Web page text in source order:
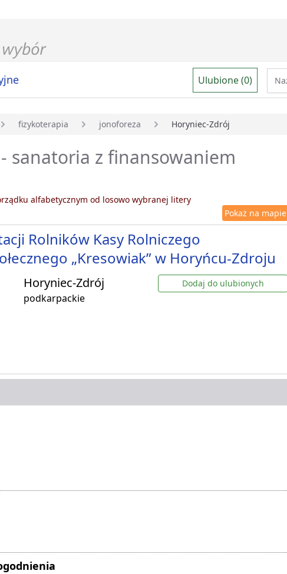
Ulubione (0)
fizykoterapia jonoforeza Horyniec-Zdrój
sanatoria z finansowaniem
alfabetycznym od losowo wybranej litery
Pokaż na mapie
Rolników Kasy Rolniczego
„Kresowiak” w Horyńcu-Zdroju
Horyniec-Zdrój
podkarpackie
Dodaj do ulubionych